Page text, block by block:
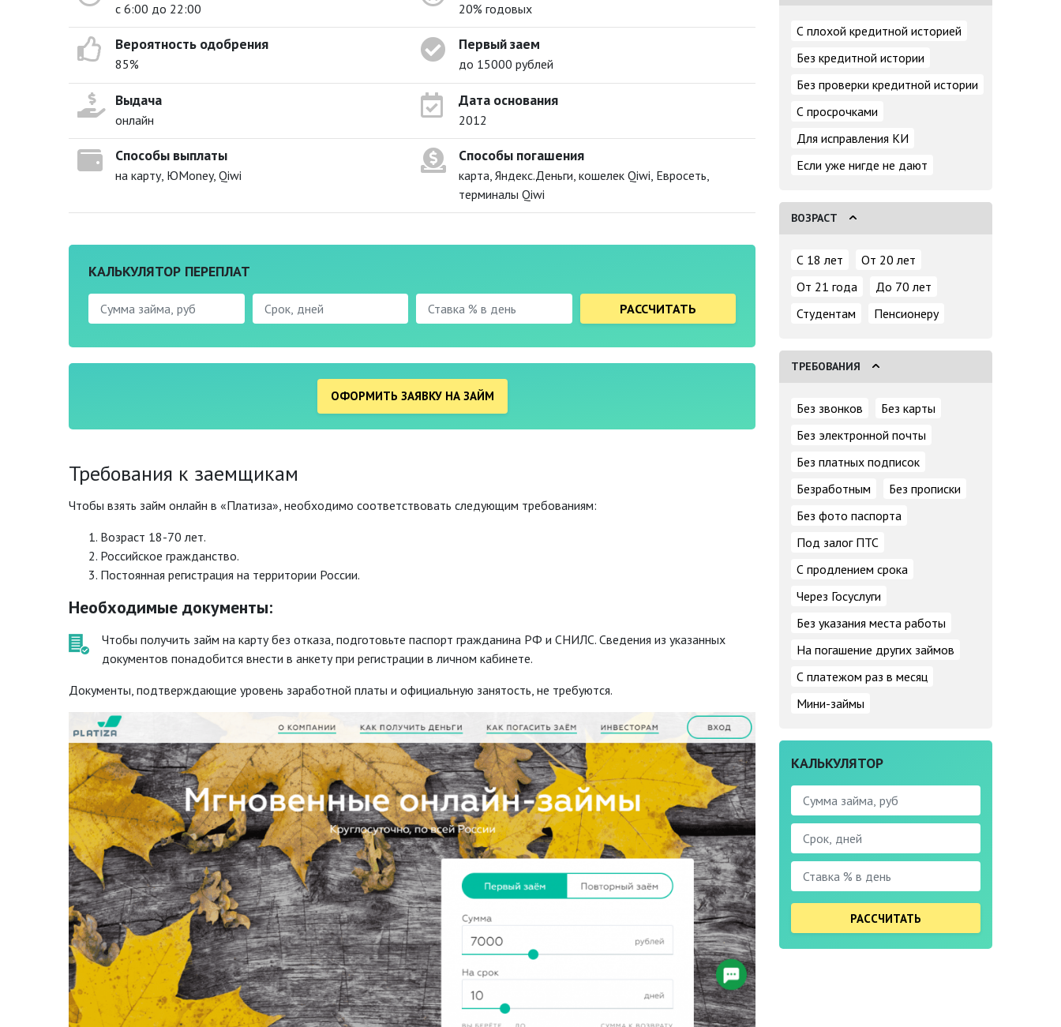
с 6:00 до 22:00 20% годовых
Вероятность одобрения
85%
Первый заем
до 15000 рублей
Выдача
онлайн
Дата основания
2012
Способы выплаты
на карту, ЮMoney, Qiwi
Способы погашения
карта, Яндекс.Деньги, кошелек Qiwi, Евросеть,
терминалы Qiwi
КАЛЬКУЛЯТОР ПЕРЕПЛАТ
РАССЧИТАТЬ
ОФОРМИТЬ ЗАЯВКУ НА ЗАЙМ
Требования к заемщикам
Чтобы взять займ онлайн в «Платиза», необходимо соответствовать следующим требованиям:
Возраст 18-70 лет.
Российское гражданство.
Постоянная регистрация на территории России.
Необходимые документы:
Чтобы получить займ на карту без отказа, подготовьте паспорт гражданина РФ и СНИЛС. Сведения из указанных
документов понадобится внести в анкету при регистрации в личном кабинете.
Документы, подтверждающие уровень заработной платы и официальную занятость, не требуются.
С плохой кредитной историей
Без кредитной истории
Без проверки кредитной истории
С просрочками
Для исправления КИ
Если уже нигде не дают
ВОЗРАСТ
С 18 лет
От 20 лет
От 21 года
До 70 лет
Студентам
Пенсионеру
ТРЕБОВАНИЯ
Без звонков
Без карты
Без электронной почты
Без платных подписок
Безработным
Без прописки
Без фото паспорта
Под залог ПТС
С продлением срока
Через Госуслуги
Без указания места работы
На погашение других займов
С платежом раз в месяц
Мини-займы
КАЛЬКУЛЯТОР
РАССЧИТАТЬ